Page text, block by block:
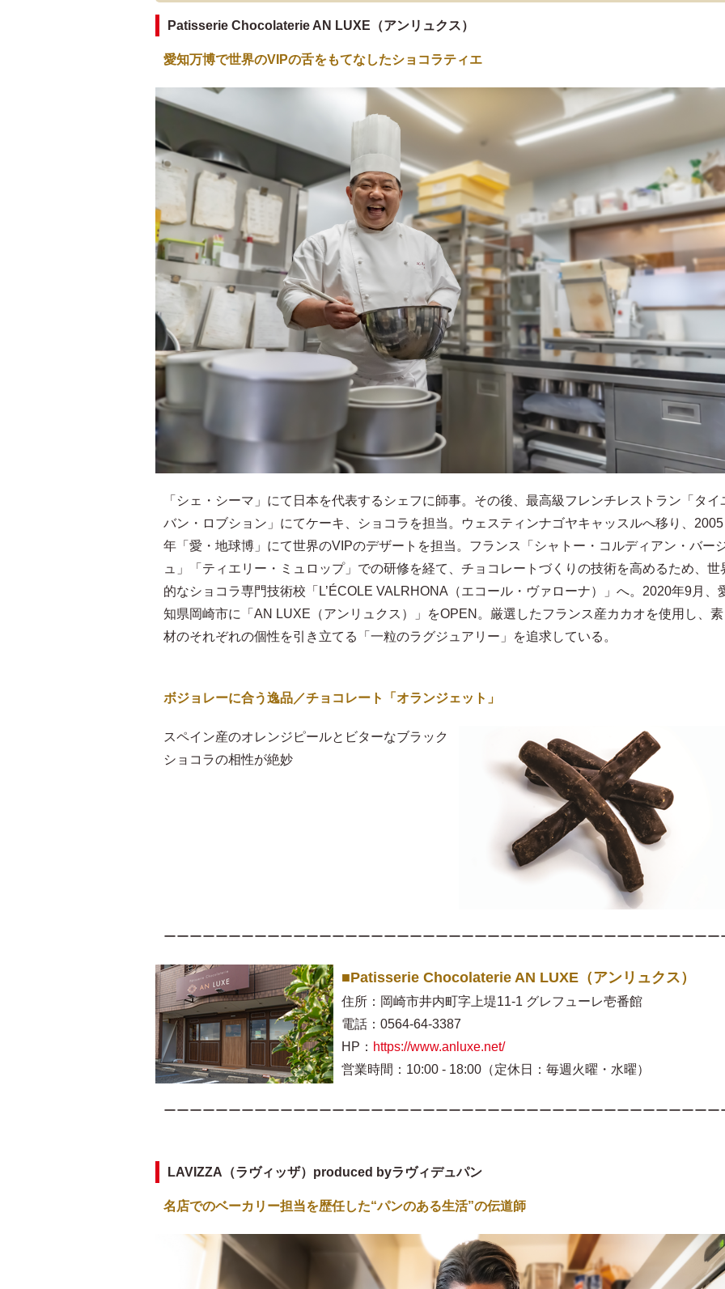
Patisserie Chocolaterie AN LUXE（アンリュクス）
愛知万博で世界のVIPの舌をもてなしたショコラティエ
「シェ・シーマ」にて日本を代表するシェフに師事。その後、最高級フレンチレストラン「タイ
バン・ロブション」にてケーキ、ショコラを担当。ウェスティンナゴヤキャッスルへ移り、2005
年「愛・地球博」にて世界のVIPのデザートを担当。フランス「シャトー・コルディアン・バー
ュ」「ティエリー・ミュロップ」での研修を経て、チョコレートづくりの技術を高めるため、世
的なショコラ専門技術校「L’ÉCOLE VALRHONA（エコール・ヴァローナ）」へ。2020年9月、
知県岡崎市に「AN LUXE（アンリュクス）」をOPEN。厳選したフランス産カカオを使用し、素
材のそれぞれの個性を引き立てる「一粒のラグジュアリー」を追求している。
ボジョレーに合う逸品／チョコレート「オランジェット」
スペイン産のオレンジピールとビターなブラック
ショコラの相性が絶妙
ーーーーーーーーーーーーーーーーーーーーーーーーーーーーーーーーーーーーーーーーーーー
■Patisserie Chocolaterie AN LUXE（アンリュクス）
住所：岡崎市井内町字上堤11-1 グレフューレ壱番館
電話：0564-64-3387
HP： https://www.anluxe.net/
営業時間：10:00 - 18:00（定休日：毎週火曜・水曜）
ーーーーーーーーーーーーーーーーーーーーーーーーーーーーーーーーーーーーーーーーーーー
LAVIZZA（ラヴィッザ）produced byラヴィデュパン
名店でのベーカリー担当を歴任した“パンのある生活”の伝道師